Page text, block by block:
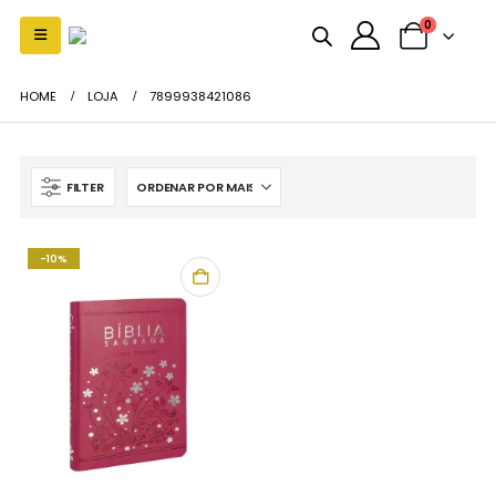
0
HOME LOJA 7899938421086
FILTER
-10%